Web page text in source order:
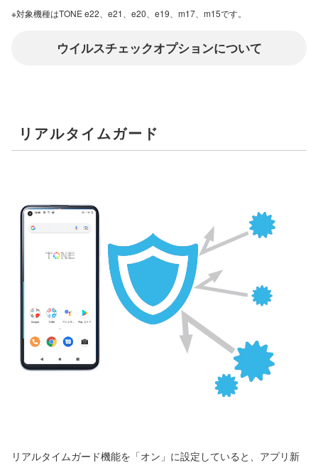
※対象機種はTONE e22、e21、e20、e19、m17、m15です。
ウイルスチェックオプションについて
リアルタイムガード
リアルタイムガード機能を「オン」に設定していると、アプリ新